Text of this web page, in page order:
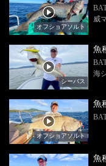
オフショアソルト
威
シーバス
魚
海
オフショアソルト
魚
魚